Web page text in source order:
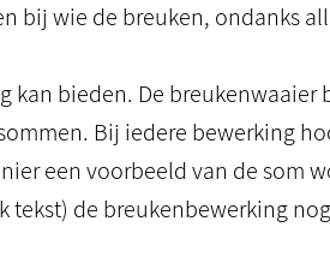
bij wie de breuken, ondanks
bieden. De breukenwaaier
Bij iedere bewerking
een voorbeeld van de som
de breukenbewerking